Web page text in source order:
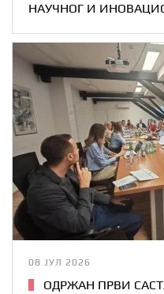
НАУЧНОГ И
08 ЈУЛ 2026
ОДРЖАН ПРВИ